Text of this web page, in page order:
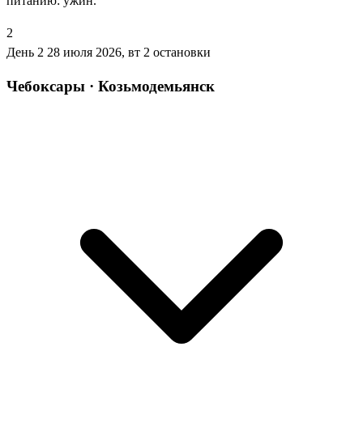
2
День 2 28 июля 2026, вт 2 остановки
Чебоксары · Козьмодемьянск